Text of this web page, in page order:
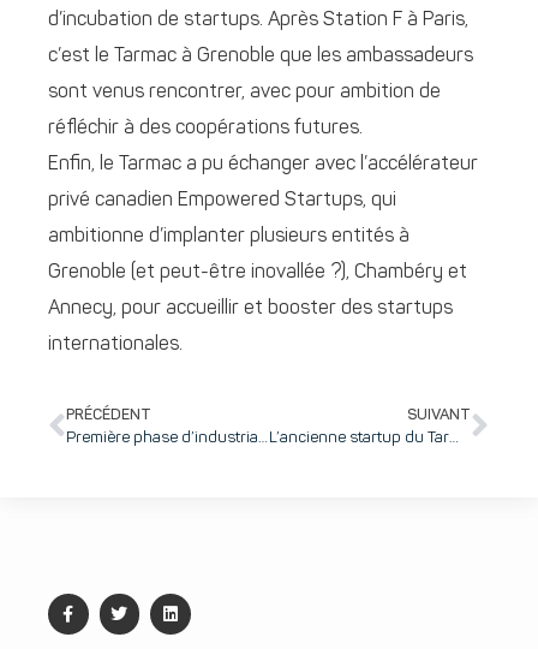
d’incubation de startups. Après Station F à Paris,
c’est le Tarmac à Grenoble que les ambassadeurs
sont venus rencontrer, avec pour ambition de
réfléchir à des coopérations futures.
Enfin, le Tarmac a pu échanger avec l’accélérateur
privé canadien Empowered Startups, qui
ambitionne d’implanter plusieurs entités à
Grenoble (et peut-être inovallée ?), Chambéry et
Annecy, pour accueillir et booster des startups
internationales.
PRÉCÉDENT
Première phase d’industrialisation réussie pour Peopeo, qui livre ses enceintes VOODOO pour l’été !
SUIVANT
L’ancienne startup du Tarmac, Wattamate, lance la version bêta de son application dédiée à la colocation